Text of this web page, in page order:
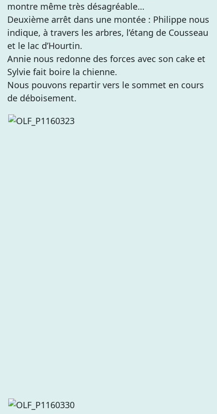
montre même très désagréable…
Deuxième arrêt dans une montée : Philippe nous
indique, à travers les arbres, l’étang de Cousseau
et le lac d’Hourtin.
Annie nous redonne des forces avec son cake et
Sylvie fait boire la chienne.
Nous pouvons repartir vers le sommet en cours
de déboisement.